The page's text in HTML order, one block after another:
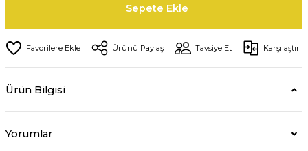
Sepete Ekle
Ürünü Paylaş Tavsiye Et Karşılaştır
Ürün Bilgisi
Yorumlar